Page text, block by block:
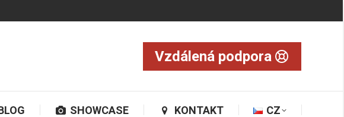
Vzdálená podpora
SHOWCASE KONTAKT CZ
SHOWCASE KONTAKT CZ